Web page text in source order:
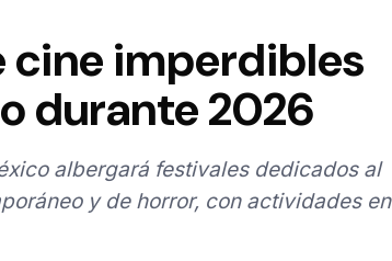
cine imperdibles
durante 2026
albergará festivales dedicados al
y de horror, con actividades en